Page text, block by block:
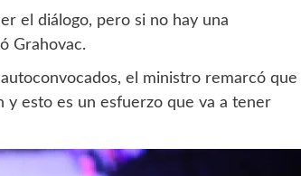
el diálogo, pero si no hay una
Grahovac.
el ministro remarcó que
y esto es un esfuerzo que va a tener